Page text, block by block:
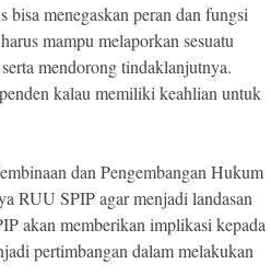
menegaskan peran dan fungsi
mampu melaporkan sesuatu
mendorong tindaklanjutnya.
kalau memiliki keahlian untuk
dan Pengembangan Hukum
RUU SPIP agar menjadi landasan
akan memberikan implikasi kepada
pertimbangan dalam melakukan